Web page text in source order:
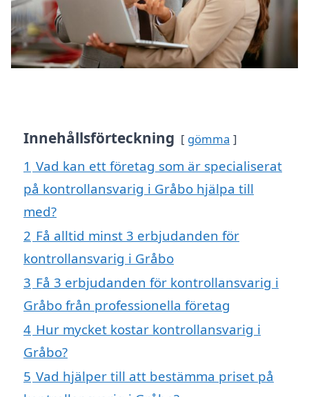
Innehållsförteckning gömma
1 Vad kan ett företag som är specialiserat
på kontrollansvarig i Gråbo hjälpa till
med?
2 Få alltid minst 3 erbjudanden för
kontrollansvarig i Gråbo
3 Få 3 erbjudanden för kontrollansvarig i
Gråbo från professionella företag
4 Hur mycket kostar kontrollansvarig i
Gråbo?
5 Vad hjälper till att bestämma priset på